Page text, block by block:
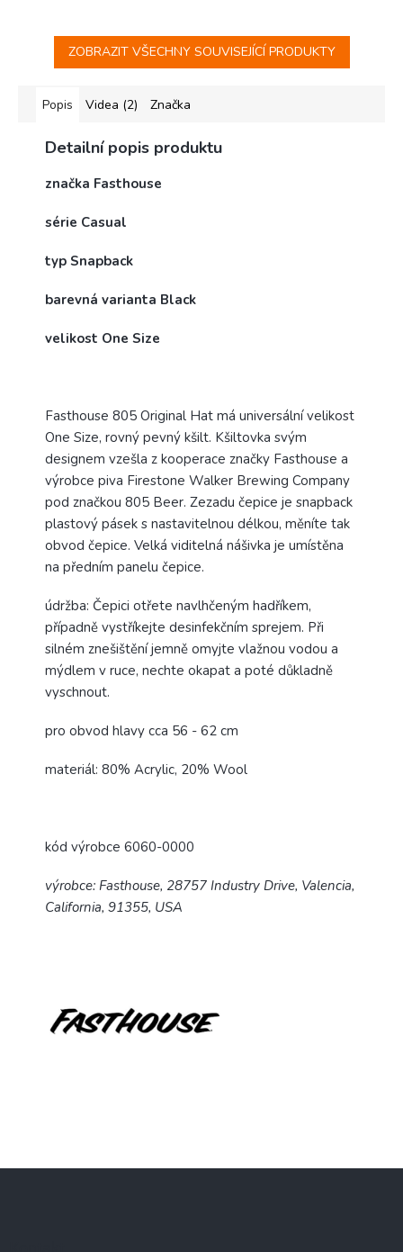
ZOBRAZIT VŠECHNY SOUVISEJÍCÍ PRODUKTY
Popis Videa (2) Značka
Detailní popis produktu
značka Fasthouse
série Casual
typ Snapback
barevná varianta Black
velikost One Size
Fasthouse 805 Original Hat má universální velikost
One Size, rovný pevný kšilt. Kšiltovka svým
designem vzešla z kooperace značky Fasthouse a
výrobce piva Firestone Walker Brewing Company
pod značkou 805 Beer. Zezadu čepice je snapback
plastový pásek s nastavitelnou délkou, měníte tak
obvod čepice. Velká viditelná nášivka je umístěna
na předním panelu čepice.
údržba: Čepici otřete navlhčeným hadříkem,
případně vystříkejte desinfekčním sprejem. Při
silném znešištění jemně omyjte vlažnou vodou a
mýdlem v ruce, nechte okapat a poté důkladně
vyschnout.
pro obvod hlavy cca 56 - 62 cm
materiál: 80% Acrylic, 20% Wool
kód výrobce 6060-0000
výrobce: Fasthouse, 28757 Industry Drive, Valencia,
California, 91355, USA